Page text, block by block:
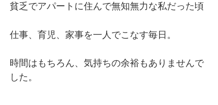
貧乏でアパートに住んで無知無力な私だった頃
仕事、育児、家事を一人でこなす毎日。
時間はもちろん、気持ちの余裕もありませんで
した。